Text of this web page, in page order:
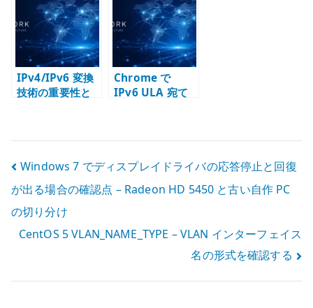
能、仮想化環境
を整理する
IPv4/IPv6 変換
技術の重要性と
Chrome で
IPv6 ULA 宛て
投
稿
ナ
ゲ
Windows 7 でディスプレイドライバの応答停止と回復
が出る場合の確認点 – Radeon HD 5450 と古い自作 PC
の切り分け
CentOS 5 VLAN_NAME_TYPE – VLAN インターフェイス
名の形式を確認する